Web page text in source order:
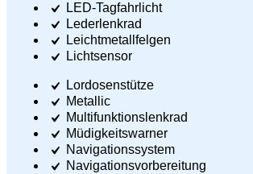
LED-Tagfahrlicht
Lederlenkrad
Leichtmetallfelgen
Lichtsensor
Lordosenstütze
Metallic
Multifunktionslenkrad
Müdigkeitswarner
Navigationssystem
Navigationsvorbereitung